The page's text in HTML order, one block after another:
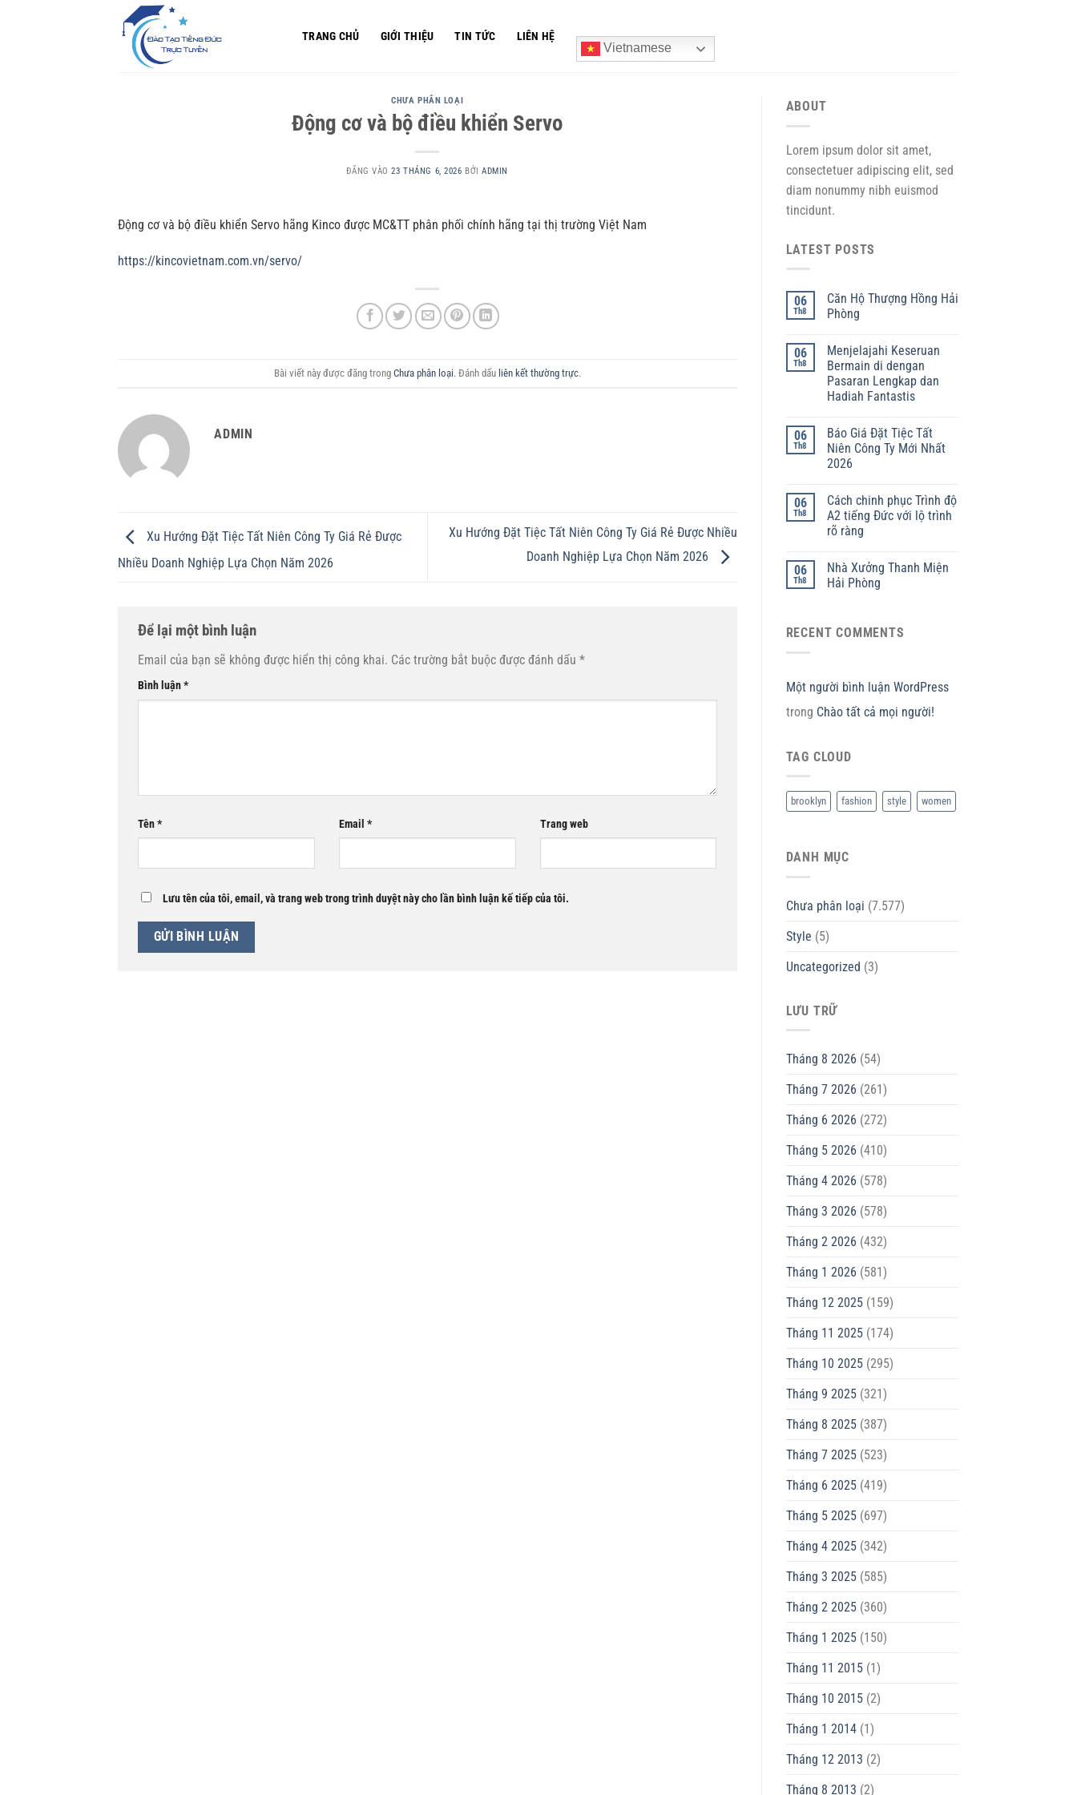
TRANG CHỦ GIỚI THIỆU TIN TỨC
LIÊN HỆ
Vietnamese
CHƯA PHÂN LOẠI
Động cơ và bộ điều khiển Servo
ĐĂNG VÀO23 THÁNG 6, 2026 BỞIADMIN
Động cơ và bộ điều khiển Servo hãng Kinco được MC&TT phân phối chính hãng tại thị trường Việt Nam
https://kincovietnam.com.vn/servo/
Bài viết này được đăng trong Chưa phân loại. Đánh dấu liên kết thường trực.
ADMIN
Xu Hướng Đặt Tiệc Tất Niên Công Ty Giá Rẻ Được
Nhiều Doanh Nghiệp Lựa Chọn Năm 2026
Xu Hướng Đặt Tiệc Tất Niên Công Ty Giá Rẻ Được Nhiều
Doanh Nghiệp Lựa Chọn Năm 2026
Để lại một bình luận
Email của bạn sẽ không được hiển thị công khai. Các trường bắt buộc được đánh dấu *
Bình luận*
Tên* Email * Trang web
Lưu tên của tôi, email, và trang web trong trình duyệt này cho lần bình luận kế tiếp của tôi.
ABOUT
Lorem ipsum dolor sit amet,
consectetuer adipiscing elit, sed
diam nonummy nibh euismod
tincidunt.
LATEST POSTS
06
Th8
Căn Hộ Thượng Hồng Hải
Phòng
06
Th8
Menjelajahi Keseruan
Bermain di dengan
Pasaran Lengkap dan
Hadiah Fantastis
06
Th8
Báo Giá Đặt Tiệc Tất
Niên Công Ty Mới Nhất
2026
06
Th8
Cách chinh phục Trình độ
A2 tiếng Đức với lộ trình
rõ ràng
06
Th8
Nhà Xưởng Thanh Miện
Hải Phòng
RECENT COMMENTS
Một người bình luận WordPress
trong Chào tất cả mọi người!
TAG CLOUD
brooklyn fashion style women
DANH MỤC
Chưa phân loại (7.577)
Style (5)
Uncategorized (3)
LƯU TRỮ
Tháng 8 2026 (54)
Tháng 7 2026 (261)
Tháng 6 2026 (272)
Tháng 5 2026 (410)
Tháng 4 2026 (578)
Tháng 3 2026 (578)
Tháng 2 2026 (432)
Tháng 1 2026 (581)
Tháng 12 2025(159)
Tháng 11 2025(174)
Tháng 10 2025(295)
Tháng 9 2025(321)
Tháng 8 2025(387)
Tháng 7 2025(523)
Tháng 6 2025(419)
Tháng 5 2025(697)
Tháng 4 2025(342)
Tháng 3 2025(585)
Tháng 2 2025(360)
Tháng 1 2025(150)
Tháng 11 2015(1)
Tháng 10 2015(2)
Tháng 1 2014(1)
Tháng 12 2013 (2)
Tháng 8 2013 (2)